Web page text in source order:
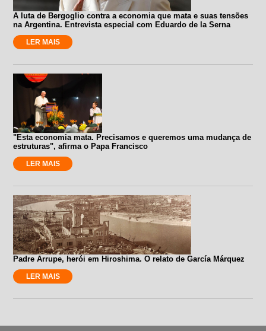
A luta de Bergoglio contra a economia que mata e suas tensões
na Argentina. Entrevista especial com Eduardo de la Serna
LER MAIS
"Esta economia mata. Precisamos e queremos uma mudança de
estruturas", afirma o Papa Francisco
LER MAIS
Padre Arrupe, herói em Hiroshima. O relato de García Márquez
LER MAIS